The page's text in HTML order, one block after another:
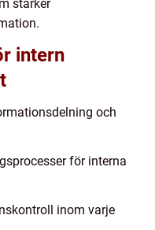
stärker
intern
och
för interna
inom varje